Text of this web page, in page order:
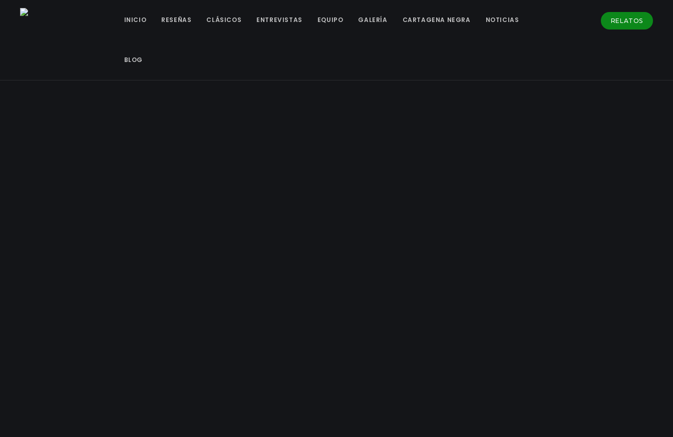
INICIO RESEÑAS CLÁSICOS ENTREVISTAS EQUIPO GALERÍA CARTAGENA NEGRA NOTICIAS
BLOG
RELATOS